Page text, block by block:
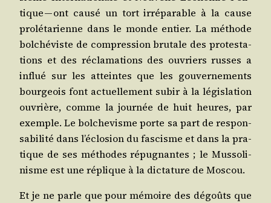
tique — ont cau­sé un tort irré­pa­rable à la cause
pro­lé­ta­rienne dans le monde entier. La méthode
bol­ché­viste de com­pres­sion bru­tale des pro­tes­ta­
tions et des récla­ma­tions des ouvriers russes a
influé sur les atteintes que les gou­ver­ne­ments
bour­geois font actuel­le­ment subir à la légis­la­tion
ouvrière, comme la jour­née de huit heures, par
exemple. Le bol­che­visme porte sa part de res­pon­
sa­bi­li­té dans l’éclosion du fas­cisme et dans la pra­
tique de ses méthodes répu­gnantes ; le Mus­so­li­
nisme est une réplique à la dic­ta­ture de Moscou.
Et je ne parle que pour mémoire des dégoûts que